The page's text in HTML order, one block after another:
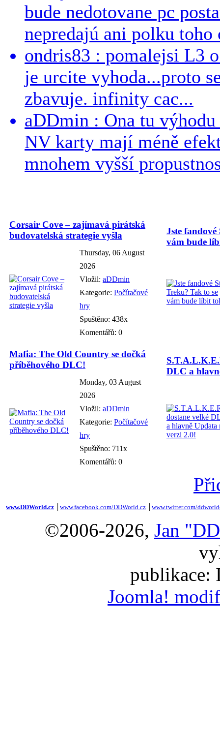
bude nedotovane pc
nepredajú ani polku toho
ondris83 : pomalejsi L3
je urcite vyhoda...proto
zbavuje. infinity cac...
aDDmin : Ona tu
NV karty mají méně
mnohem vyšší
Corsair Cove – zajímavá pirátská
budovatelská strategie vyšla
Thursday, 06 August
2026
Vložil: aDDmin
Kategorie: Počítačové
hry
Spuštěno: 438x
Komentářů: 0
Jste
vám bude
Mafia: The Old Country se dočká
příběhového DLC!
Monday, 03 August
2026
Vložil: aDDmin
Kategorie: Počítačové
hry
Spuštěno: 711x
Komentářů: 0
DLC a
www.DDWorld.cz www.facebook.com/DDWorld.cz www.twitter.com/
©2006-2026, Jan
publikace:
Joomla!